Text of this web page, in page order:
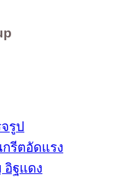
รูป
รีตอัดแรง
อิฐแดง